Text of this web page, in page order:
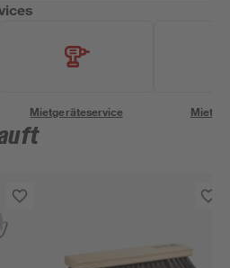
Mietgeräteservice